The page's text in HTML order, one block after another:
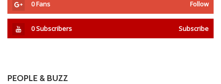
0Fans Follow
0Subscribers Subscribe
PEOPLE & BUZZ